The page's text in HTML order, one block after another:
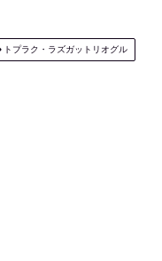
トプラク・ラズガットリオグル